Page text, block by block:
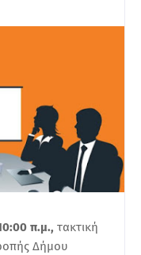
π.μ., τακτική
Δήμου